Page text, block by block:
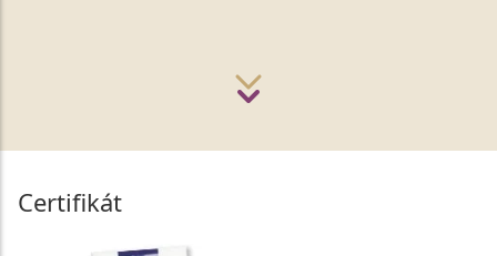
Certifikát